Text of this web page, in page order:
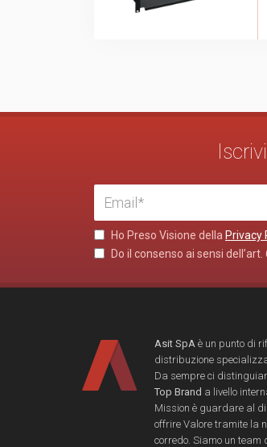
Ho Preso Visione della Privacy
Do il consenso ai sensi
Asit SpA è un punto di
distribuzione
Da sempre ci
Top Brand a livello
Mission è guardare al
offrire Valore tramite la
corredo. Siamo un team